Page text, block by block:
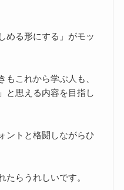
める形にする」がモッ
もこれから学ぶ人も、
と思える内容を目指し
ントと格闘しながらひ
たらうれしいです。